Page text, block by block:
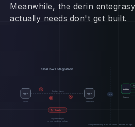
Meanwhile, the derin
actually needs don't get built.